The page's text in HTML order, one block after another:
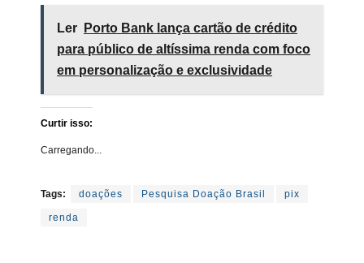
Ler
Porto Bank lança cartão de crédito
para público de altíssima renda com foco
em personalização e exclusividade
Curtir isso:
Carregando...
Tags: doações Pesquisa Doação Brasil pix
renda